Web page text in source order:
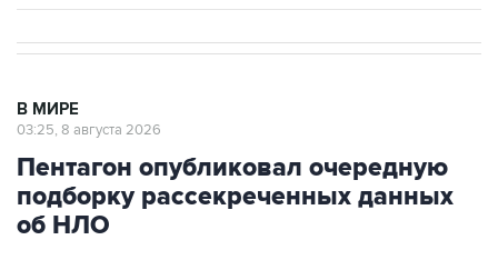
В МИРЕ
03:25, 8 августа 2026
Пентагон опубликовал очередную
подборку рассекреченных данных
об НЛО